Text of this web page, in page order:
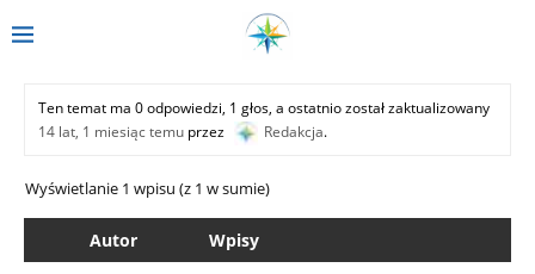
Ten temat ma 0 odpowiedzi, 1 głos, a ostatnio został zaktualizowany
14 lat, 1 miesiąc temu przez Redakcja.
Wyświetlanie 1 wpisu (z 1 w sumie)
Autor Wpisy